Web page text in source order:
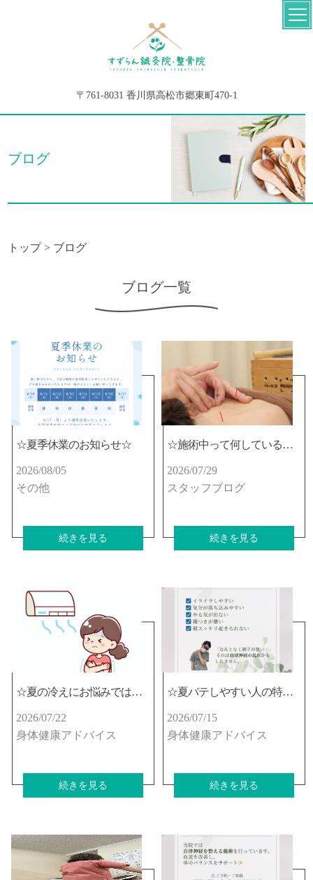
〒761-8031 香川県高松市郷東町470-1
ブログ
トップ> ブログ
ブログ一覧
☆夏季休業のお知らせ☆
2026/08/05
その他
続きを見る
☆施術中って何しているの？☆
2026/07/29
スタッフブログ
続きを見る
☆夏の冷えにお悩みではないですか？☆
2026/07/22
身体健康アドバイス
続きを見る
☆夏バテしやすい人の特徴はあるの？☆
2026/07/15
身体健康アドバイス
続きを見る